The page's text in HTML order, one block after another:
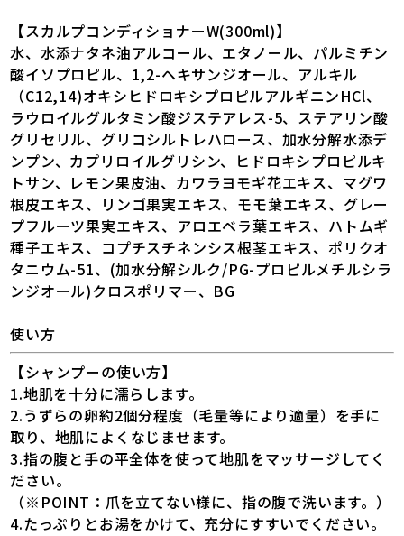
【スカルプコンディショナーW(300ml)】
水、水添ナタネ油アルコール、エタノール、パルミチン
酸イソプロピル、1,2-ヘキサンジオール、アルキル
（C12,14)オキシヒドロキシプロピルアルギニンHCl、
ラウロイルグルタミン酸ジステアレス-5、ステアリン酸
グリセリル、グリコシルトレハロース、加水分解水添デ
ンプン、カプリロイルグリシン、ヒドロキシプロピルキ
トサン、レモン果皮油、カワラヨモギ花エキス、マグワ
根皮エキス、リンゴ果実エキス、モモ葉エキス、グレー
プフルーツ果実エキス、アロエベラ葉エキス、ハトムギ
種子エキス、コプチスチネンシス根茎エキス、ポリクオ
タニウム-51、(加水分解シルク/PG-プロピルメチルシラ
ンジオール)クロスポリマー、BG
使い方
【シャンプーの使い方】
1.地肌を十分に濡らします。
2.うずらの卵約2個分程度（毛量等により適量）を手に
取り、地肌によくなじませます。
3.指の腹と手の平全体を使って地肌をマッサージしてく
ださい。
（※POINT：爪を立てない様に、指の腹で洗います。）
4.たっぷりとお湯をかけて、充分にすすいでください。